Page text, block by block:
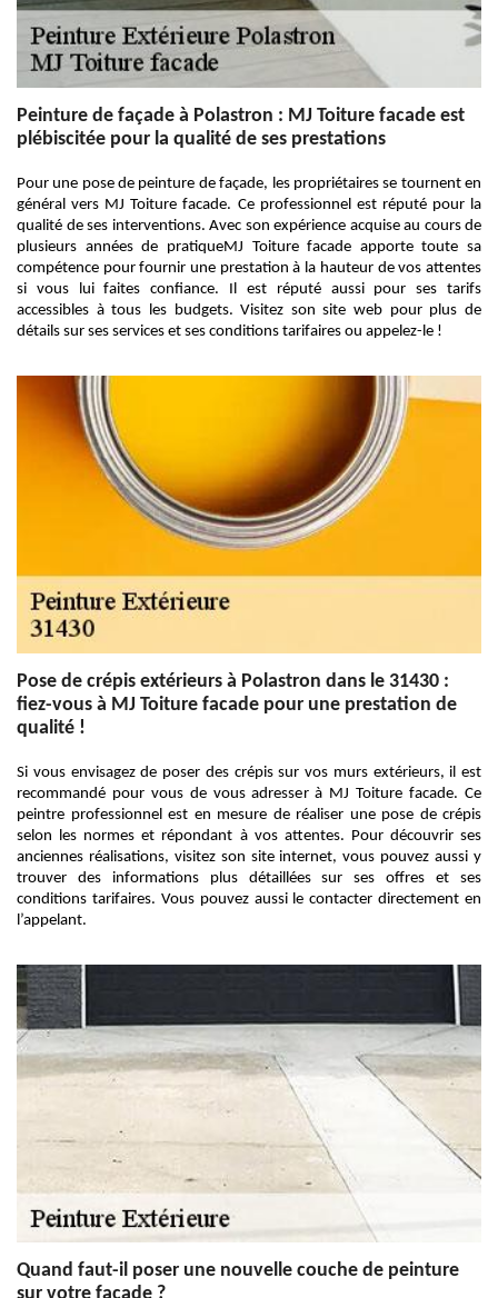
Peinture de façade à Polastron : MJ Toiture facade est
plébiscitée pour la qualité de ses prestations
Pour une pose de peinture de façade, les propriétaires se tournent en
général vers MJ Toiture facade. Ce professionnel est réputé pour la
qualité de ses interventions. Avec son expérience acquise au cours de
plusieurs années de pratiqueMJ Toiture facade apporte toute sa
compétence pour fournir une prestation à la hauteur de vos attentes
si vous lui faites confiance. Il est réputé aussi pour ses tarifs
accessibles à tous les budgets. Visitez son site web pour plus de
détails sur ses services et ses conditions tarifaires ou appelez-le !
Pose de crépis extérieurs à Polastron dans le 31430 :
fiez-vous à MJ Toiture facade pour une prestation de
qualité !
Si vous envisagez de poser des crépis sur vos murs extérieurs, il est
recommandé pour vous de vous adresser à MJ Toiture facade. Ce
peintre professionnel est en mesure de réaliser une pose de crépis
selon les normes et répondant à vos attentes. Pour découvrir ses
anciennes réalisations, visitez son site internet, vous pouvez aussi y
trouver des informations plus détaillées sur ses offres et ses
conditions tarifaires. Vous pouvez aussi le contacter directement en
l’appelant.
Quand faut-il poser une nouvelle couche de peinture